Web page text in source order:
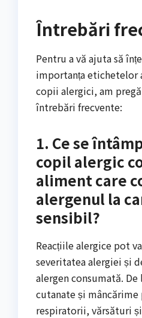
Întrebări
Pentru a vă ajuta să
importanța etichetelor
copii alergici, am
întrebări frecvente:
1. Ce se
copil alergic
aliment care
alergenul la
sensibil?
Reacțiile alergice pot
severitatea alergiei și
alergen consumată.
cutanate și
respiratorii, vărsături